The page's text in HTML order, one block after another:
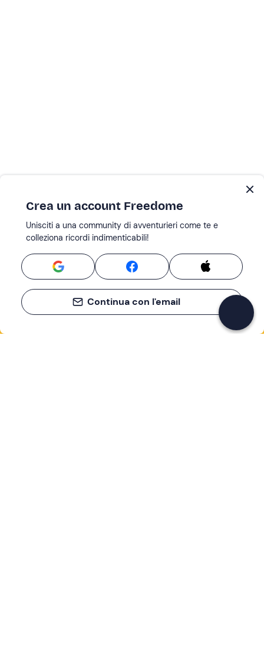
Se non sai mai cosa fare, sai cosa fare
Crea un account Freedome
Unisciti a una community di avventurieri come te e
colleziona ricordi indimenticabili!
Continua con l'email